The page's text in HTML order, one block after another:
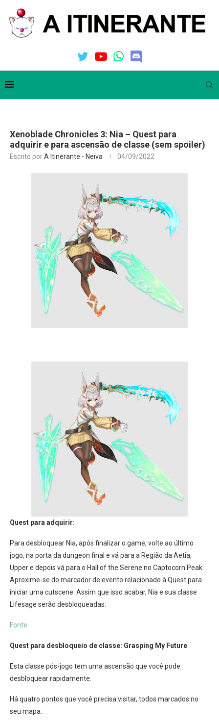
Xenoblade Chronicles 3: Nia – Quest para
adquirir e para ascensão de classe (sem spoiler)
Escrito porA Itinerante - Neiva 04/09/2022
Quest para adquirir:
Para desbloquear Nia, após finalizar o game, volte ao último
jogo, na porta da dungeon final e vá para a Região da Aetia,
Upper e depois vá para o Hall of the Serene no Captocorn Peak.
Aproxime-se do marcador de evento relacionado à Quest para
iniciar uma cutscene. Assim que isso acabar, Nia e sua classe
Lifesage serão desbloqueadas.
Fonte
Quest para desbloqueio de classe: Grasping My Future
Esta classe pós-jogo tem uma ascensão que você pode
desbloquear rapidamente.
Há quatro pontos que você precisa visitar, todos marcados no
seu mapa: